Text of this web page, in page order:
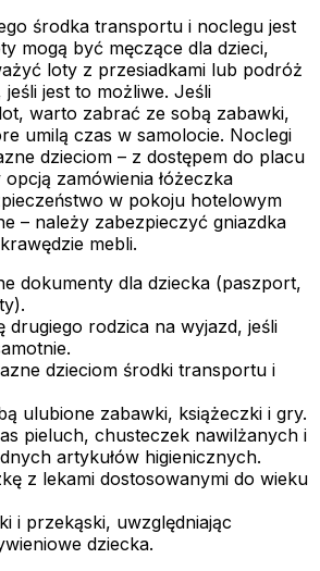
środka transportu i noclegu jest
mogą być męczące dla dzieci,
loty z przesiadkami lub podróż
jest to możliwe. Jeśli
warto zabrać ze sobą zabawki,
umilą czas w samolocie. Noclegi
dzieciom – z dostępem do placu
zamówienia łóżeczka
w pokoju hotelowym
– należy zabezpieczyć gniazdka
mebli.
dokumenty dla dziecka (paszport,
drugiego rodzica na wyjazd, jeśli
dzieciom środki transportu i
ulubione zabawki, książeczki i gry.
pieluch, chusteczek nawilżanych i
artykułów higienicznych.
z lekami dostosowanymi do wieku
i przekąski, uwzględniając
dziecka.